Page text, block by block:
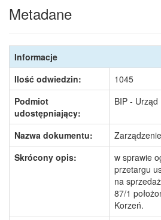
Metadane
Informacje
Ilość odwiedzin:
1045
Podmiot
udostępniający:
BIP -
Nazwa dokumentu:
Skrócony opis:
w sprawie
przetargu
na
87/1
Korzeń.